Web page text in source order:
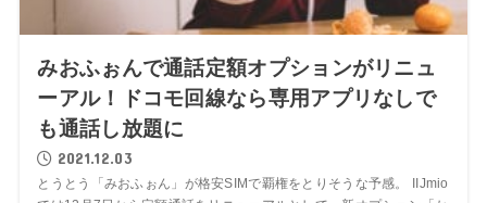
みおふぉんで通話定額オプションがリニュ
ーアル！ドコモ回線なら専用アプリなしで
も通話し放題に
2021.12.03
とうとう「みおふぉん」が格安SIMで覇権をとりそうな予感。 IIJmio